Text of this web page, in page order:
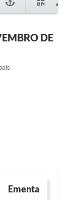
DE
Ementa